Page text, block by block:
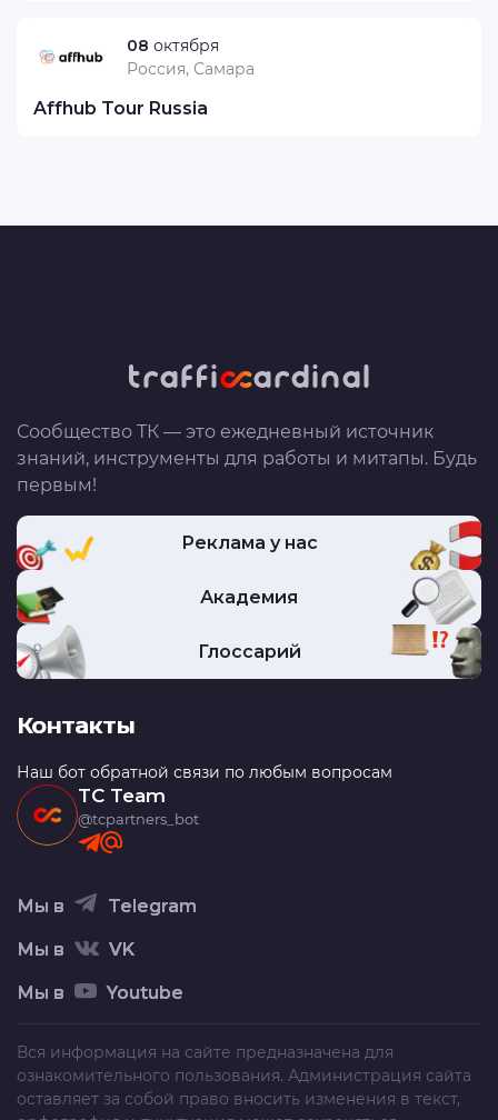
08 октября
Affhub Tour Russia
Россия, Самара
Сообщество ТК — это ежедневный источник
знаний, инструменты для работы и митапы. Будь
первым!
Реклама у нас
Академия
Глоссарий
Контакты
Наш бот обратной связи по любым вопросам
TC Team
@tcpartners_bot
Мы в Telegram
Мы в VK
Мы в Youtube
Вся информация на сайте предназначена для
ознакомительного пользования. Администрация сайта
оставляет за собой право вносить изменения в текст,